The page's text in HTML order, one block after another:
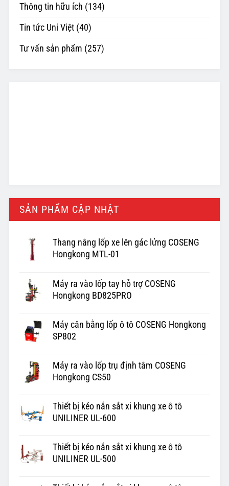
Thông tin hữu ích (134)
Tin tức Uni Việt (40)
Tư vấn sản phẩm (257)
SẢN PHẨM CẬP NHẬT
Thang nâng lốp xe lên gác lửng COSENG
Hongkong MTL-01
Máy ra vào lốp tay hỗ trợ COSENG
Hongkong BD825PRO
Máy cân bằng lốp ô tô COSENG Hongkong
SP802
Máy ra vào lốp trụ định tâm COSENG
Hongkong CS50
Thiết bị kéo nắn sắt xi khung xe ô tô
UNILINER UL-600
Thiết bị kéo nắn sắt xi khung xe ô tô
UNILINER UL-500